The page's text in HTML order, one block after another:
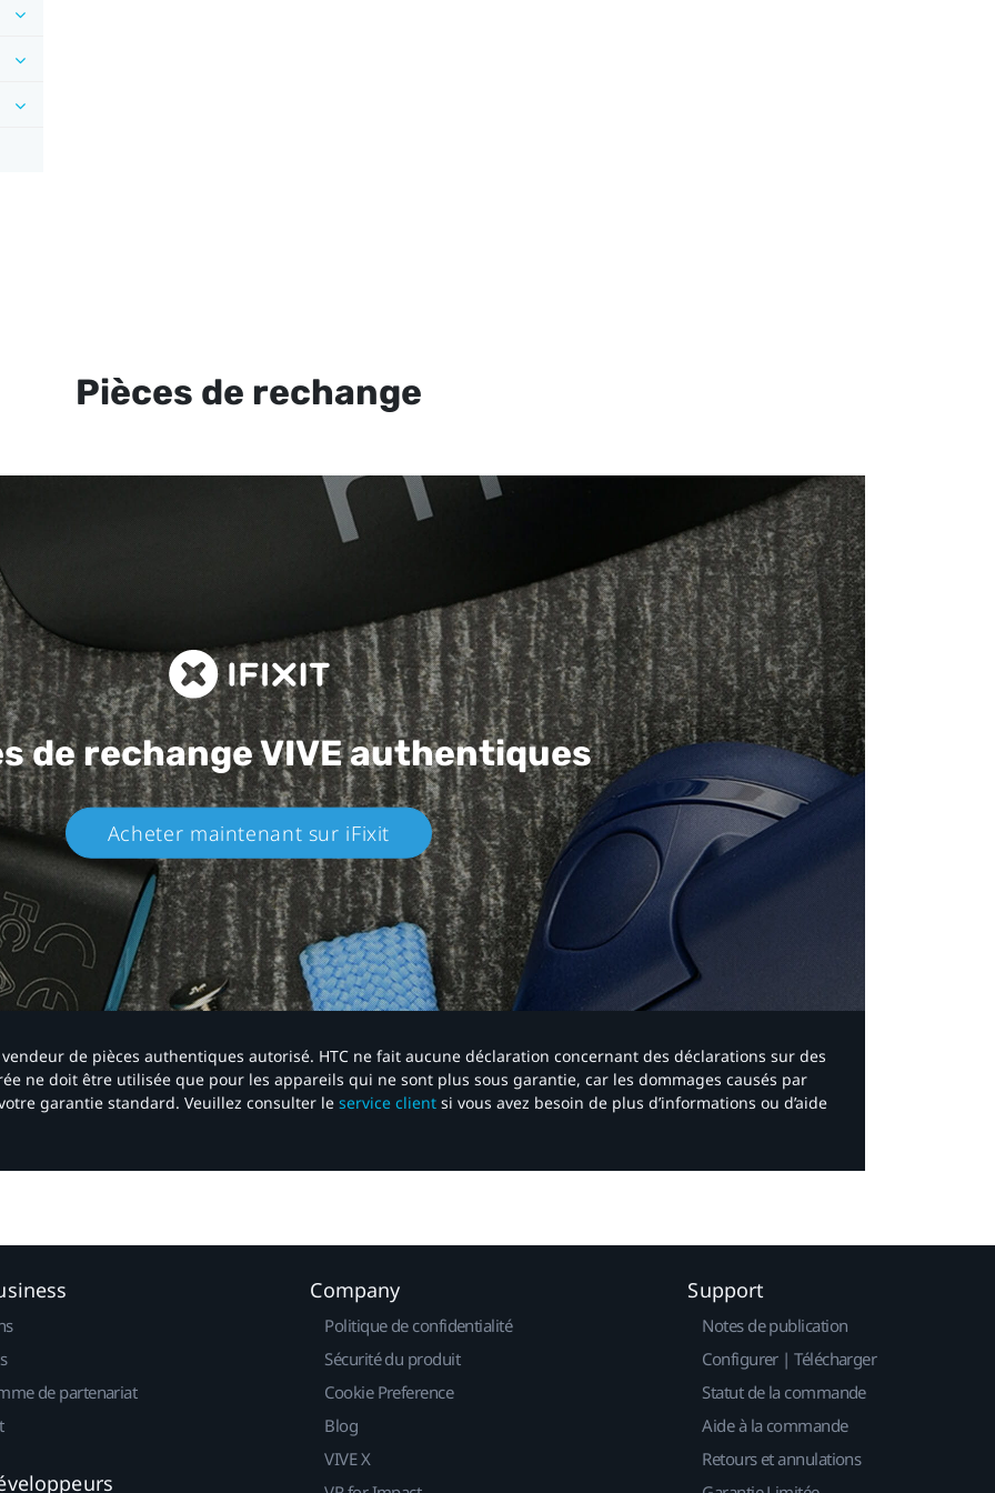
Pièces de rechange
de rechangeVIVE authentiques​
Acheter maintenant sur iFixit​
de pièces authentiques autorisé. HTC ne fait aucune déclaration concernant des déclarations sur des
ne doit être utilisée que pour les appareils qui ne sont plus sous garantie, car les dommages causés par
garantie standard. Veuillez consulter le service client si vous avez besoin de plus d’informations ou d’aide
de partenariat
Company
Politique de confidentialité
Sécurité du produit
Cookie Preference
Blog
VIVE X
Support
Notes de publication
Configurer | Télécharger
Statut de la commande
Aide à la commande
Retours et annulations